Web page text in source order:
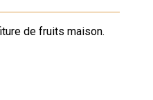
de fruits maison.